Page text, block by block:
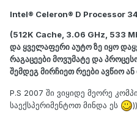
Intel® Celeron® D Processor
(512K Cache, 3.06 GHz, 533
და ყველაფერი აუტო ზე იყო
რაგაცეები მოვუმატე და
შემდეგ მირჩიეთ რეები ავწიო
P.S 2007 ში ვიყიდე მეორე
საექსპერიმენტოთ მინდა ეს
))